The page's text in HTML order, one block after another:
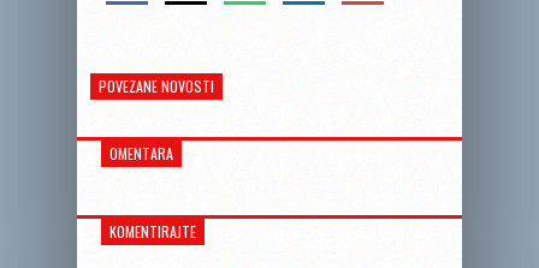
POVEZANE NOVOSTI
OMENTARA
KOMENTIRAJTE